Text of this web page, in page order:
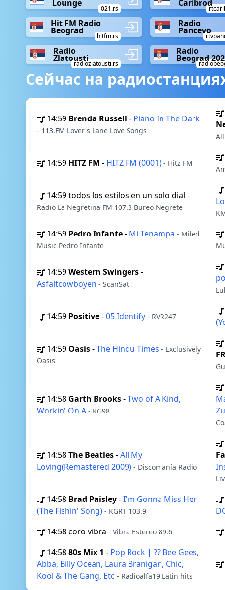
Lounge
021.rs
Caribrod
Hit FM Radio
Beograd
hitfm.rs
Radio
Pancevo
Radio
Zlatousti
radiozlatousti.rs
Radio
Beograd 202
Сейчас на
14:59 Brenda Russell - Piano In The Dark
- 113.FM Lover's Lane Love Songs
14:59 HITZ FM - HITZ FM (0001) - Hitz FM
14:59todos los estilos en un solo dial -
Radio La Negretina FM 107.3 Bureo Negrete
14:59 Pedro Infante- Mi Tenampa - Miled
Music Pedro Infante
14:59Western Swingers-
Asfaltcowboyen - ScanSat
14:59 Positive-05 Identify - RVR247
14:59 Oasis-The Hindu Times - Exclusively
Oasis
14:58 Garth Brooks-Two of A Kind,
Workin' On A - KG98
14:58The Beatles-All My
Loving(Remastered 2009) - Discomanía Radio
14:58 Brad Paisley-I'm Gonna Miss Her
(The Fishin' Song) - KGRT 103.9
14:58coro vibra - Vibra Estereo 89.6
14:5880s Mix 1 - Pop Rock | ?? Bee Gees,
Abba, Billy Ocean, Laura Branigan, Chic,
Kool & The Gang, Etc - Radioalfa19 Latin hits